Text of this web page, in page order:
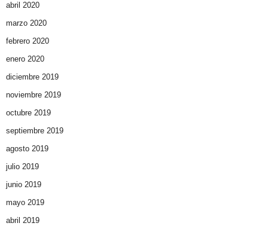
abril 2020
marzo 2020
febrero 2020
enero 2020
diciembre 2019
noviembre 2019
octubre 2019
septiembre 2019
agosto 2019
julio 2019
junio 2019
mayo 2019
abril 2019